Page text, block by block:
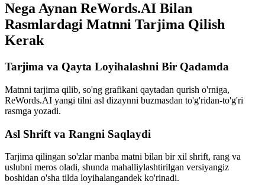
Nega Aynan ReWords.AI Bilan
Rasmlardagi Matnni Tarjima Qilish
Kerak
Tarjima va Qayta Loyihalashni Bir Qadamda
Matnni tarjima qilib, so'ng grafikani qaytadan qurish o'rniga,
ReWords.AI yangi tilni asl dizaynni buzmasdan to'g'ridan-to'g'ri
rasmga yozadi.
Asl Shrift va Rangni Saqlaydi
Tarjima qilingan so'zlar manba matni bilan bir xil shrift, rang va
uslubni meros oladi, shunda mahalliylashtirilgan versiyangiz
boshidan o'sha tilda loyihalangandek ko'rinadi.